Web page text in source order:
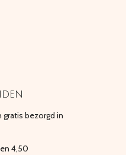
bezorgd in
4,50